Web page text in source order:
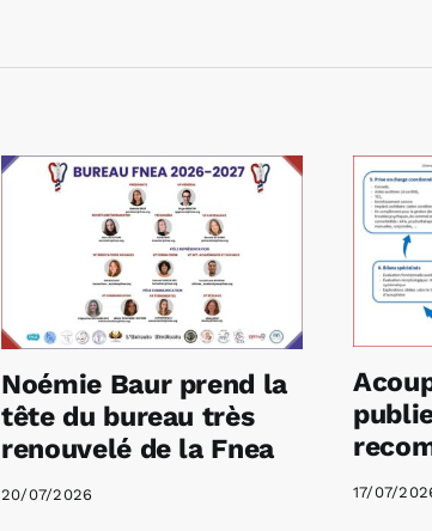
Noémie Baur prend la
tête du bureau très
renouvelé de la Fnea
20/07/2026 17/07/